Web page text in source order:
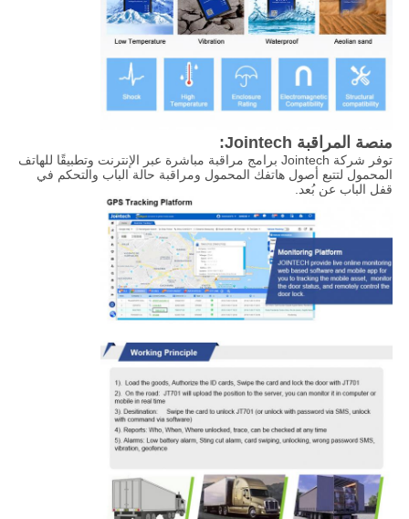
منصة المراقبة Jointech:
توفر شركة Jointech برامج مراقبة مباشرة عبر الإنترنت وتطبيقًا للهاتف
المحمول لتتبع أصول هاتفك المحمول ومراقبة حالة الباب والتحكم في
قفل الباب عن بُعد.